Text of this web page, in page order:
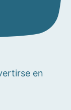
en